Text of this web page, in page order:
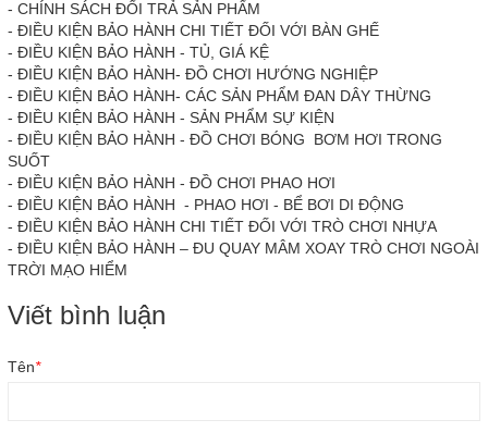
- CHÍNH SÁCH ĐỔI TRẢ SẢN PHẨM
- ĐIỀU KIỆN BẢO HÀNH CHI TIẾT ĐỐI VỚI BÀN GHẾ
- ĐIỀU KIỆN BẢO HÀNH - TỦ, GIÁ KỆ
- ĐIỀU KIỆN BẢO HÀNH- ĐỒ CHƠI HƯỚNG NGHIỆP
- ĐIỀU KIỆN BẢO HÀNH- CÁC SẢN PHẨM ĐAN DÂY THỪNG
- ĐIỀU KIỆN BẢO HÀNH - SẢN PHẨM SỰ KIỆN
- ĐIỀU KIỆN BẢO HÀNH - ĐỒ CHƠI BÓNG BƠM HƠI TRONG
SUỐT
- ĐIỀU KIỆN BẢO HÀNH - ĐỒ CHƠI PHAO HƠI
- ĐIỀU KIỆN BẢO HÀNH - PHAO HƠI - BỂ BƠI DI ĐỘNG
- ĐIỀU KIỆN BẢO HÀNH CHI TIẾT ĐỐI VỚI TRÒ CHƠI NHỰA
- ĐIỀU KIỆN BẢO HÀNH – ĐU QUAY MÂM XOAY TRÒ CHƠI NGOÀI
TRỜI MẠO HIỂM
Viết bình luận
Tên*